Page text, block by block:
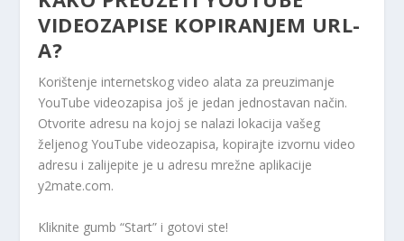
VIDEOZAPISE KOPIRANJEM URL-
A?
Korištenje internetskog video alata za preuzimanje
YouTube videozapisa još je jedan jednostavan način.
Otvorite adresu na kojoj se nalazi lokacija vašeg
željenog YouTube videozapisa, kopirajte izvornu video
adresu i zalijepite je u adresu mrežne aplikacije
y2mate.com.
Kliknite gumb “Start” i gotovi ste!